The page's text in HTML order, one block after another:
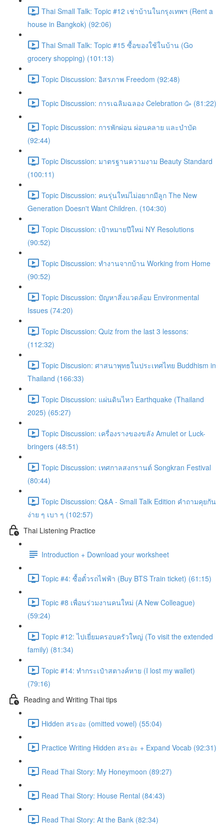
Thai Small Talk: Topic #12 เช่าบ้านในกรุงเทพฯ (Rent a
house in Bangkok) (92:06)
Thai Small Talk: Topic #15 ซื้อของใช้ในบ้าน (Go
grocery shopping) (101:13)
Topic Discussion: อิสรภาพ Freedom (92:48)
Topic Discussion: การเฉลิมฉลอง Celebration 🥳 (81:22)
Topic Discussion: การพักผ่อน ผ่อนคลาย และบำบัด
(92:44)
Topic Discussion: มาตรฐานความงาม Beauty Standard
(100:11)
Topic Discussion: คนรุ่นใหม่ไม่อยากมีลูก The New
Generation Doesn't Want Children. (104:30)
Topic Discussion: เป้าหมายปีใหม่ NY Resolutions
(90:52)
Topic Discussion: ทำงานจากบ้าน Working from Home
(90:52)
Topic Discussion: ปัญหาสิ่งแวดล้อม Environmental
Issues (74:20)
Topic Discussion: Quiz from the last 3 lessons:
(112:32)
Topic Discusion: ศาสนาพุทธในประเทศไทย Buddhism in
Thailand (166:33)
Topic Discussion: แผ่นดินไหว Earthquake (Thailand
2025) (65:27)
Topic Discussion: เครื่องรางของขลัง Amulet or Luck-
bringers (48:51)
Topic Discussion: เทศกาลสงกรานต์ Songkran Festival
(80:44)
Topic Discussion: Q&A - Small Talk Edition คำถามคุยกัน
ง่าย ๆ เบา ๆ (102:57)
Thai Listening Practice
Introduction + Download your worksheet
Topic #4: ซื้อตั๋วรถไฟฟ้า (Buy BTS Train ticket) (61:15)
Topic #8 เพื่อนร่วมงานคนใหม่ (A New Colleague)
(59:24)
Topic #12: ไปเยี่ยมครอบครัวใหญ่ (To visit the extended
family) (81:34)
Topic #14: ทำกระเป๋าสตางค์หาย (I lost my wallet)
(79:16)
Reading and Writing Thai tips
Hidden สระอะ (omitted vowel) (55:04)
Practice Writing Hidden สระอะ + Expand Vocab (92:31)
Read Thai Story: My Honeymoon (89:27)
Read Thai Story: House Rental (84:43)
Read Thai Story: At the Bank (82:34)